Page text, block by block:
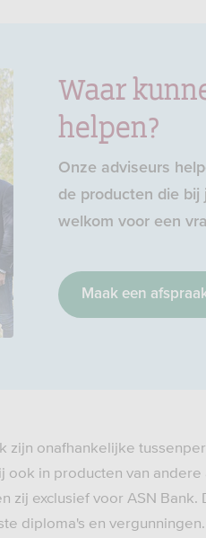
Waar
helpen?
Onze adviseurs
de producten die bij
welkom voor een
Maak een
zijn onafhankelijke
ook in producten van
zij exclusief voor ASN Bank.
diploma's en vergunningen.